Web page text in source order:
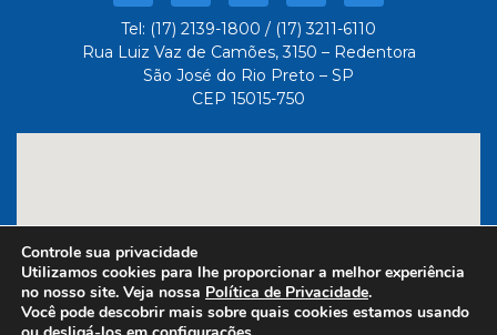
Tel: (17) 2139-1800 / (17) 3211-6110
Rua Luiz Vaz de Camões, 3150 – Redentora
São José do Rio Preto – SP
CEP 15015-750
Controle sua privacidade
Utilizamos cookies para lhe proporcionar a melhor experiência
no nosso site. Veja nossa Política de Privacidade.
Você pode descobrir mais sobre quais cookies estamos usando